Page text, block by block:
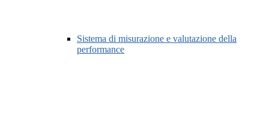
Sistema di misurazione e valutazione della
performance